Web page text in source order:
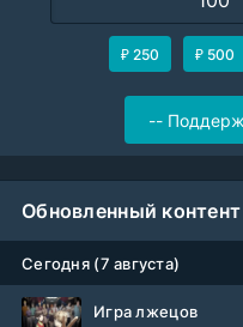
₽ 250 ₽ 500
Обновленный контент
Сегодня (7 августа)
Игра лжецов